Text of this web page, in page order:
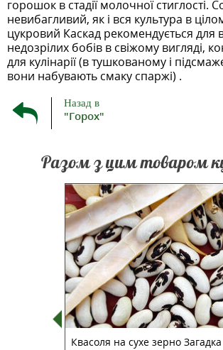
горошок в стадії молочної стиглості.
невибагливий, як і вся культура в
цукровий Каскад рекомендується для
недозрілих бобів в свіжому вигляді,
для кулінарії (в тушкованому і
вони набувають смаку спаржі) .
Назад в
"Горох"
Разом з цим товаром
Ранній сорт квасолі,
високоврожайний.
багатьох хвороб. Плоди
міцні, квасолю можна
механізованими шляхом.
1000 бобів - 500 гр.
вимоглива, але любить
грунт.
Квасоля на сухе зерно Загадка